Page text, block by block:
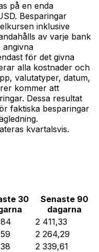
på en enda
Besparingar
inklusive
av varje bank
angivna
för det givna
alla kostnader och
valutatyper, datum,
kommer att
Dessa resultat
faktiska besparingar
kvartalsvis.
30
Senaste 90
dagarna
2 411,33
2 264,29
2 339,61